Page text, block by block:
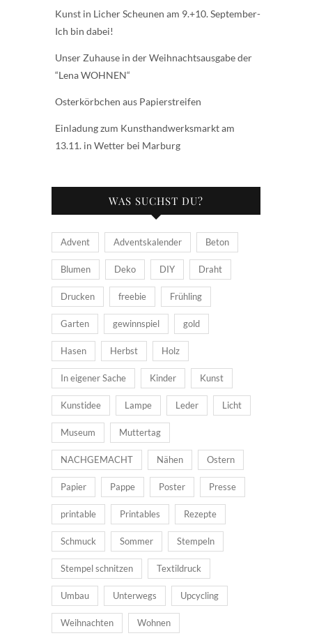
Kunst in Licher Scheunen am 9.+10. September-
Ich bin dabei!
Unser Zuhause in der Weihnachtsausgabe der
“Lena WOHNEN“
Osterkörbchen aus Papierstreifen
Einladung zum Kunsthandwerksmarkt am
13.11. in Wetter bei Marburg
WAS SUCHST DU?
Advent Adventskalender Beton
Blumen Deko DIY Draht
Drucken freebie Frühling
Garten gewinnspiel gold
Hasen Herbst Holz
In eigener Sache Kinder Kunst
Kunstidee Lampe Leder Licht
Museum Muttertag
NACHGEMACHT Nähen Ostern
Papier Pappe Poster Presse
printable Printables Rezepte
Schmuck Sommer Stempeln
Stempel schnitzen Textildruck
Umbau Unterwegs Upcycling
Weihnachten Wohnen